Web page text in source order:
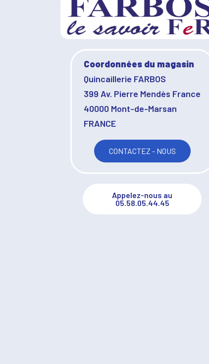
Coordonnées du magasin
Quincaillerie FARBOS
399 Av. Pierre Mendès France
40000 Mont-de-Marsan
FRANCE
CONTACTEZ - NOUS
Appelez-nous au
05.58.05.44.45